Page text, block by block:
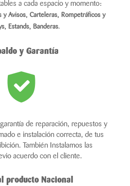
a cada espacio y momento:
y Avisos,Carteleras, Rompetráficos y
Estands, Banderas
y Garantía
de reparación, repuestos y
e instalación correcta, de tus
También Instalamos las
acuerdo con el cliente.
producto Nacional